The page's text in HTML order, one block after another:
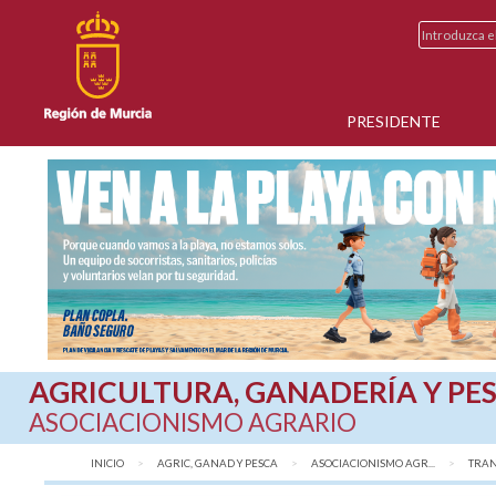
PRESIDENTE
AGRICULTURA, GANADERÍA Y
ASOCIACIONISMO AGRARIO
INICIO AGRIC, GANAD Y PESCA ASOCIACIONISMO AGR...